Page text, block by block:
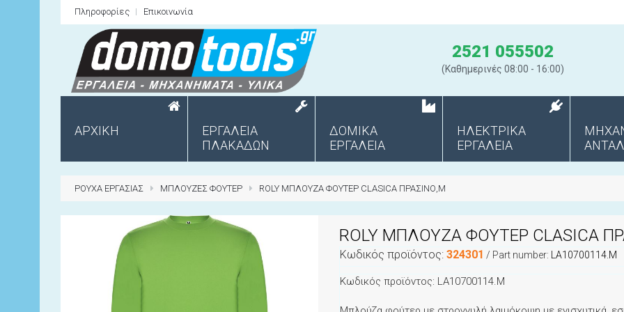
Πληροφορίες Επικοινωνία
2521 055502
(Καθημερινές 08:00 - 16:00)
ΑΡΧΙΚΗ
ΕΡΓΑΛΕΙΑ
ΠΛΑΚΑΔΩΝ
ΔΟΜΙΚΑ
ΕΡΓΑΛΕΙΑ
ΗΛΕΚΤΡΙΚΑ
ΕΡΓΑΛΕΙΑ
ΡΟΥΧΑ ΕΡΓΑΣΙΑΣ ΜΠΛΟΥΖΕΣ ΦΟΥΤΕΡ ROLY ΜΠΛΟΥΖΑ ΦΟΥΤΕΡ CLASICA ΠΡΑΣΙΝΟ,M
ROLY ΜΠΛΟΥΖΑ ΦΟΥΤΕΡ CLASICA
Κωδικός προϊόντος: 324301 / Part number: LA10700114.M
Κωδικός προϊόντος: LA10700114.M